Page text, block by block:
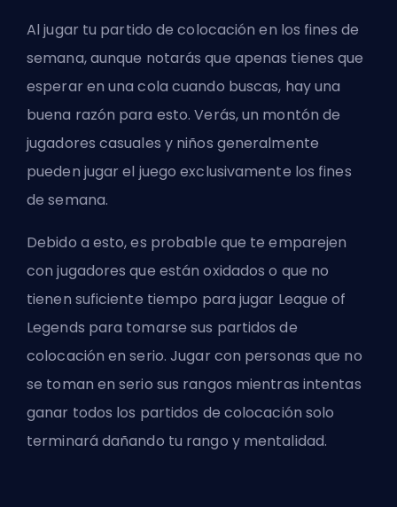
Al jugar tu partido de colocación en los fines de
semana, aunque notarás que apenas tienes que
esperar en una cola cuando buscas, hay una
buena razón para esto. Verás, un montón de
jugadores casuales y niños generalmente
pueden jugar el juego exclusivamente los fines
de semana.
Debido a esto, es probable que te emparejen
con jugadores que están oxidados o que no
tienen suficiente tiempo para jugar League of
Legends para tomarse sus partidos de
colocación en serio. Jugar con personas que no
se toman en serio sus rangos mientras intentas
ganar todos los partidos de colocación solo
terminará dañando tu rango y mentalidad.